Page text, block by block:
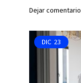
Dejar comentario
DIC 23